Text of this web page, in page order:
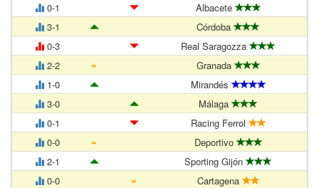
0-1
Albacete
3-1
Córdoba
0-3
Real Saragozza
2-2
=
Granada
1-0
Mirandés
3-0
Málaga
0-1
Racing Ferrol
0-0
=
Deportivo
2-1
Sporting Gijón
0-0
=
Cartagena